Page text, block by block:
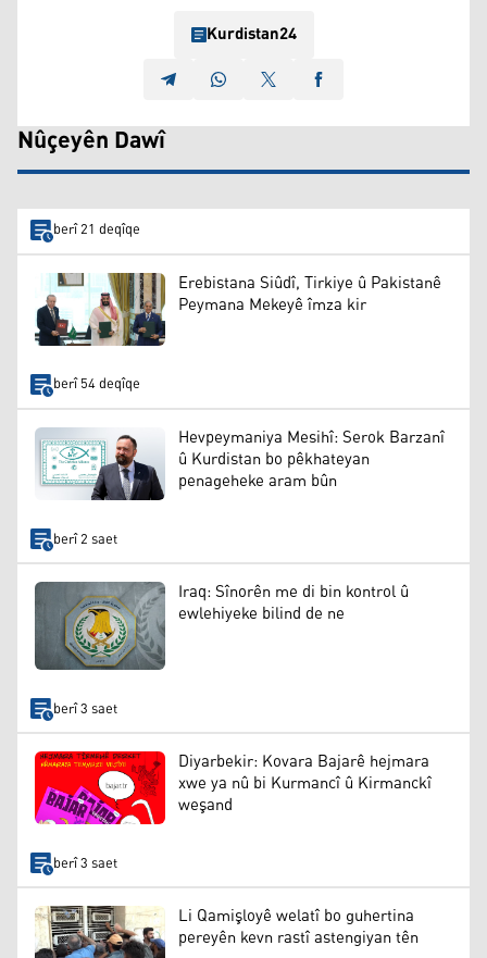
Kurdistan24
Nûçeyên Dawî
berî 21 deqîqe
Erebistana Siûdî, Tirkiye û Pakistanê
Peymana Mekeyê îmza kir
berî 54 deqîqe
Hevpeymaniya Mesihî: Serok Barzanî
û Kurdistan bo pêkhateyan
penageheke aram bûn
berî 2 saet
Iraq: Sînorên me di bin kontrol û
ewlehiyeke bilind de ne
berî 3 saet
Diyarbekir: Kovara Bajarê hejmara
xwe ya nû bi Kurmancî û Kirmanckî
weşand
berî 3 saet
Li Qamişloyê welatî bo guhertina
pereyên kevn rastî astengiyan tên